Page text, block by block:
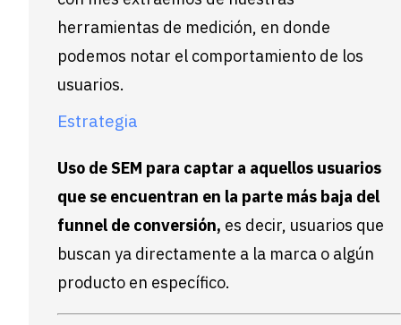
herramientas de medición, en donde
podemos notar el comportamiento de los
usuarios.
Estrategia
Uso de SEM para captar a aquellos usuarios
que se encuentran en la parte más baja del
funnel de conversión, es decir, usuarios que
buscan ya directamente a la marca o algún
producto en específico.